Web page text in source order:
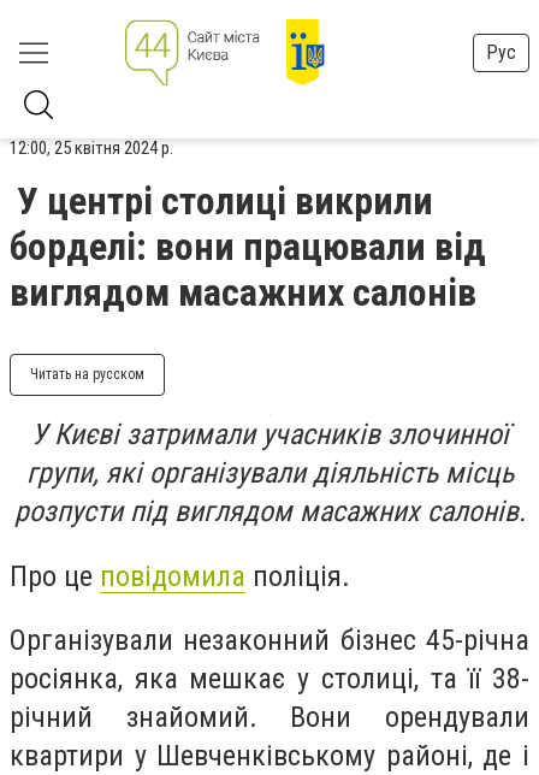
Рус
12:00, 25 квітня 2024 р.
У центрі столиці викрили
борделі: вони працювали від
виглядом масажних салонів
Читать на русском
У Києві затримали учасників злочинної
групи, які організували діяльність місць
розпусти під виглядом масажних салонів.
Про це повідомила поліція.
Організували незаконний бізнес 45-річна
росіянка, яка мешкає у столиці, та її 38-
річний знайомий. Вони орендували
квартири у Шевченківському районі, де і